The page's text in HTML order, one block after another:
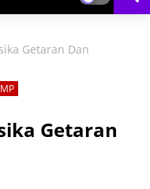
Getaran Dan
Getaran